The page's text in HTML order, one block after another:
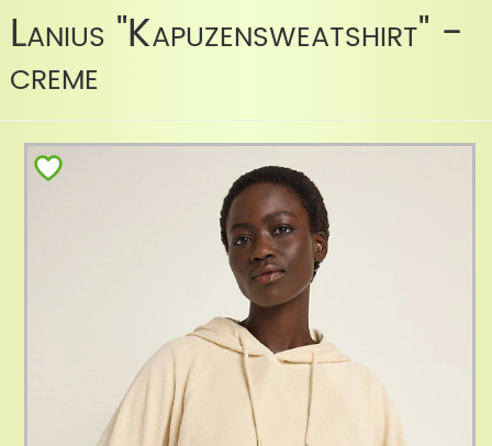
Lanius "Kapuzensweatshirt" -
creme